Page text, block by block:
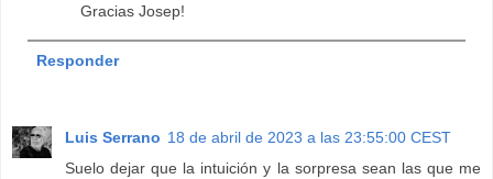
Gracias Josep!
Responder
Luis Serrano 18 de abril de 2023 a las 23:55:00 CEST
Suelo dejar que la intuición y la sorpresa sean las que me